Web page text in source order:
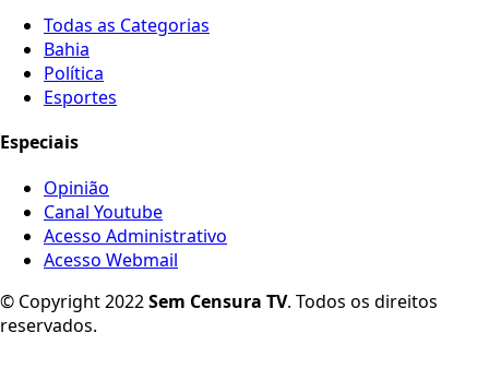
Todas as Categorias
Bahia
Política
Esportes
Especiais
Opinião
Canal Youtube
Acesso Administrativo
Acesso Webmail
© Copyright 2022Sem Censura TV. Todos os direitos
reservados.